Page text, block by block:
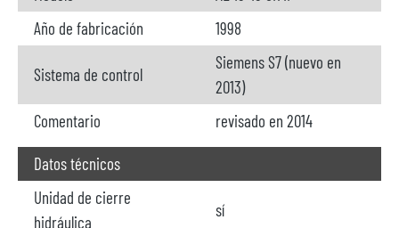
Año de fabricación
1998
Sistema de control
Siemens S7 (nuevo en
2013)
Comentario
revisado en 2014
Datos técnicos
Unidad de cierre
hidráulica
sí